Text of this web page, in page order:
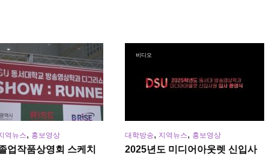
역뉴스, 홍보영상
업작품상영회 스케치
비디오
대학방송, 지역뉴스, 홍보영상
2025년도 미디어아웃렛 신입사